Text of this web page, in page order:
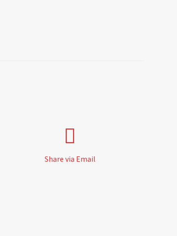
Share via Email